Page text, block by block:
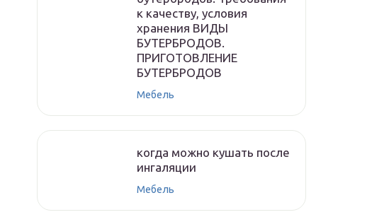
к качеству, условия
хранения ВИДЫ
БУТЕРБРОДОВ.
ПРИГОТОВЛЕНИЕ
БУТЕРБРОДОВ
Мебель
когда можно кушать после
ингаляции
Мебель